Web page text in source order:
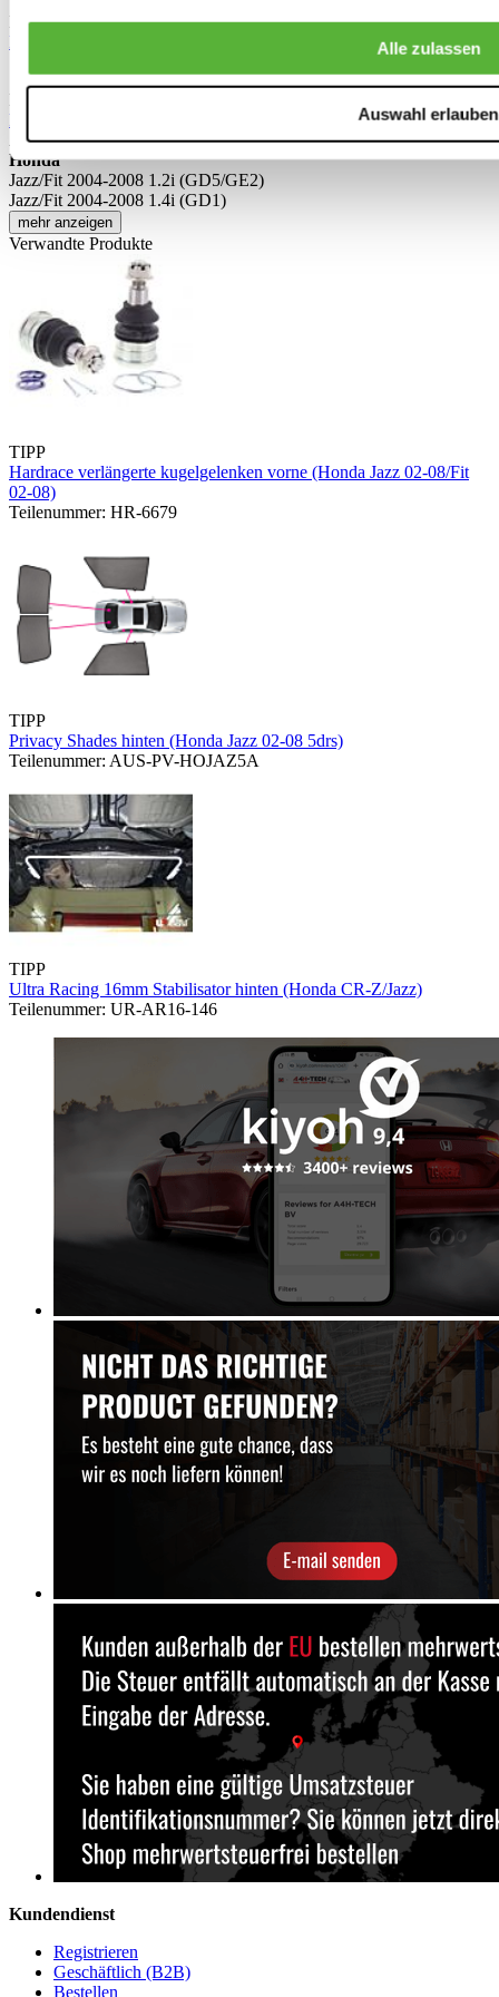
Alle zulassen
Auswahl erlauben
Dieses Formular ist durch reCAPTCHA geschützt – die
Datenschutzrichtlinie von Google
Nutzungsbedingungen.
Schreiben Sie eine Bewertung
Nur registrierte Benutzer können Bewertungen schreiben. Bitte
loggen Sie sich ein
Anwendbar auf:
Honda
Jazz/Fit 2004-2008 1.2i (GD5/GE2)
Jazz/Fit 2004-2008 1.4i (GD1)
mehr anzeigen
Verwandte Produkte
TIPP
Hardrace verlängerte kugelgelenken vorne (Honda Jazz 02-08/Fit
02-08)
Teilenummer: HR-6679
TIPP
Privacy Shades hinten (Honda Jazz 02-08 5drs)
Teilenummer: AUS-PV-HOJAZ5A
TIPP
Ultra Racing 16mm Stabilisator hinten (Honda CR-Z/Jazz)
Teilenummer: UR-AR16-146
Kundendienst
Registrieren
Geschäftlich (B2B)
Bestellen